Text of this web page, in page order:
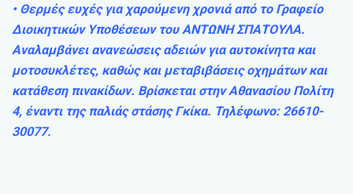
• Θερμές ευχές για χαρούμενη χρονιά από το Γραφείο
Διοικητικών Υποθέσεων του ΑΝΤΩΝΗ ΣΠΑΤΟΥΛΑ.
Αναλαμβάνει ανανεώσεις αδειών για αυτοκίνητα και
μοτοσυκλέτες, καθώς και μεταβιβάσεις οχημάτων και
κατάθεση πινακίδων. Βρίσκεται στην Αθανασίου Πολίτη
4, έναντι της παλιάς στάσης Γκίκα. Τηλέφωνο: 26610-
30077.